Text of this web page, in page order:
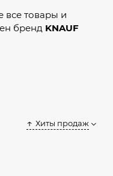
все товары и
бренд KNAUF
Хиты продаж